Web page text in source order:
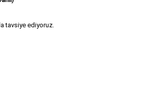
tavsiye ediyoruz.